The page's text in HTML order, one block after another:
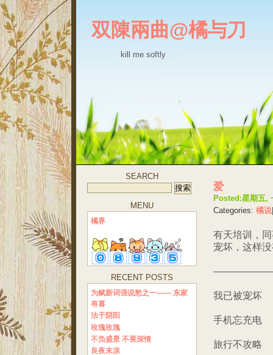
双陳兩曲@橘与刀
kill me softly
爱
Posted:星期五,
Categories: 橘说
有天培训，
宠坏，这样
我已被宠坏
手机忘充电
旅行不攻略
SEARCH
MENU
橘界
RECENT POSTS
为赋新词强说愁之一—— 东家
有喜
法于阴阳
玫瑰玫瑰
不负盛景 不畏深情
良夜未凉